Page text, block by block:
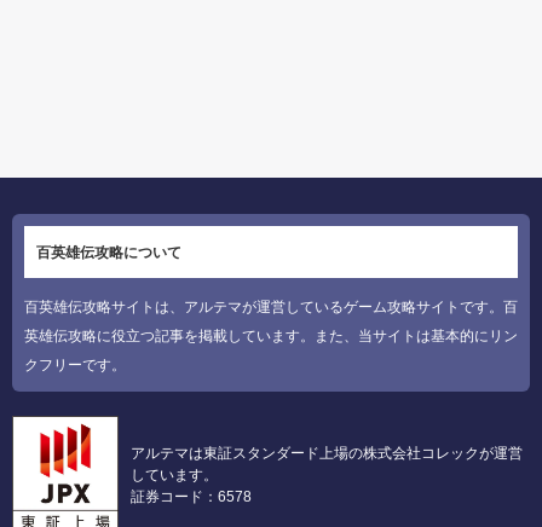
百英雄伝攻略について
百英雄伝攻略サイトは、アルテマが運営しているゲーム攻略サイトです。百
英雄伝攻略に役立つ記事を掲載しています。また、当サイトは基本的にリン
クフリーです。
アルテマは東証スタンダード上場の株式会社コレックが運営
しています。
証券コード：6578